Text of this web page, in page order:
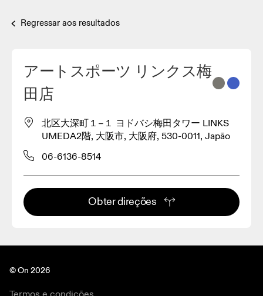
Regressar aos resultados
アートスポーツ リンクス梅
田店
北区大深町１−１ ヨドバシ梅田タワー LINKS
UMEDA2階, 大阪市, 大阪府, 530-0011, Japão
06-6136-8514
Obter direções
© On 2026